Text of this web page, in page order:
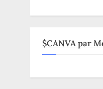
$CANVA par